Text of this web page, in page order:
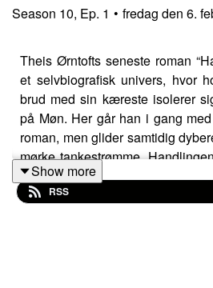
Season 10, Ep. 1 • fredag den 6.
Theis Ørntofts seneste roman
et selvbiografisk univers, hvor
brud med sin kæreste isolerer
på Møn. Her går han i gang
roman, men glider samtidig
mørke tankestrømme.
femårig periode og rummer store
lang periode har mørket så
Show more
RSS